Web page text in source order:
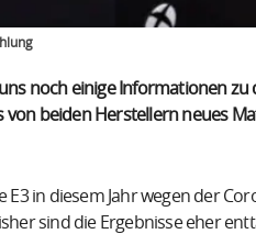
noch einige Informationen
von beiden Herstellern neues
in diesem Jahr wegen der
sind die Ergebnisse eher